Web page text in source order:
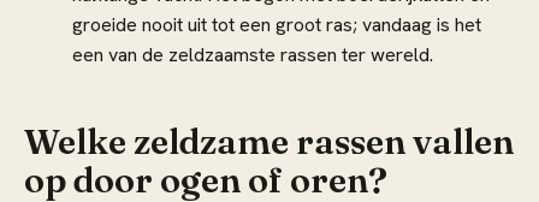
groeide nooit uit tot een groot ras; vandaag is het
een van de zeldzaamste rassen ter wereld.
Welke zeldzame rassen vallen
op door ogen of oren?